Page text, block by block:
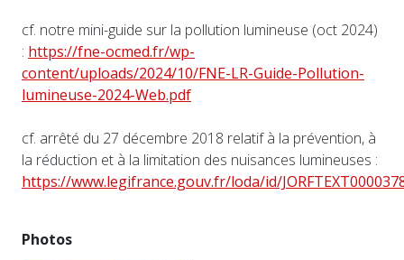
cf. notre mini-guide sur la pollution lumineuse (oct 2024)
: https://fne-ocmed.fr/wp-
content/uploads/2024/10/FNE-LR-Guide-Pollution-
lumineuse-2024-Web.pdf
cf. arrêté du 27 décembre 2018 relatif à la prévention, à
la réduction et à la limitation des nuisances lumineuses :
https://www.legifrance.gouv.fr/loda/id/
Photos